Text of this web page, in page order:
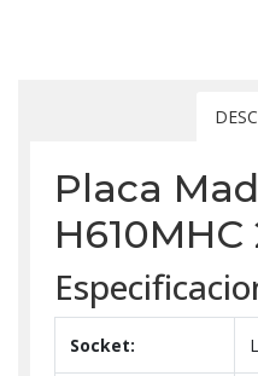
Placa
H610MHC
Socket: